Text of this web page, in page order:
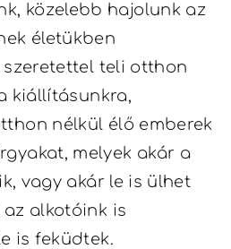
közelebb hajolunk az
életükben
szeretettel teli otthon
kiállításunkra,
nélkül élő emberek
melyek akár a
vagy akár le is ülhet
alkotóink is
is feküdtek.